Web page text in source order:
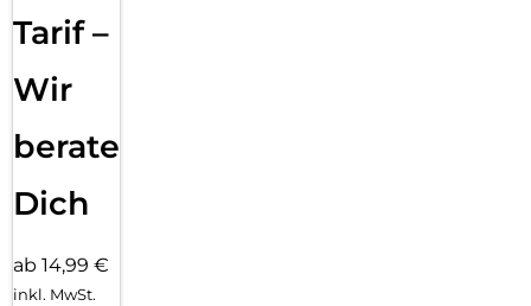
Tarif –
Wir
beraten
Dich
ab 14,99 €
inkl. MwSt.